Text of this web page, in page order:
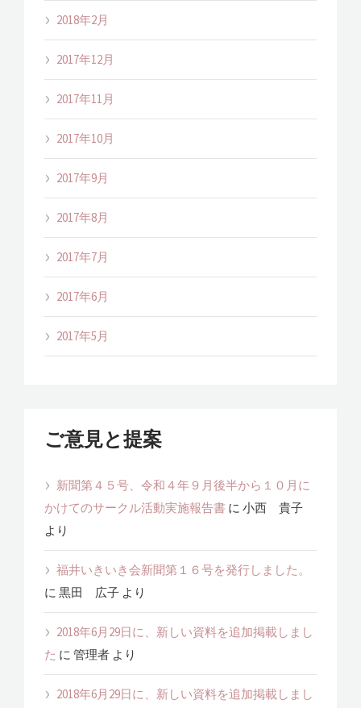
2018年2月
2017年12月
2017年11月
2017年10月
2017年9月
2017年8月
2017年7月
2017年6月
2017年5月
ご意見と提案
新聞第４５号、令和４年９月後半から１０月に
かけてのサークル活動実施報告書 に 小西 貴子
より
福井いきいき会新聞第１６号を発行しました。
に 黒田 広子 より
2018年6月29日に、新しい資料を追加掲載しまし
た に 管理者 より
2018年6月29日に、新しい資料を追加掲載しまし